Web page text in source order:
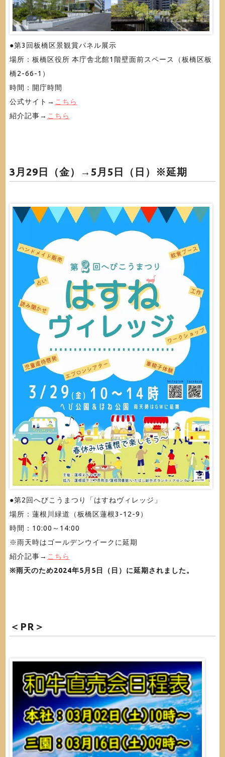
●第3回板橋区景観賞パネル展示
場所：板橋区役所 本庁舎北館1階壁面前スペース（板橋区板
橋2-66-1）
時間：開庁時間
公式サイト→ こちら
紹介記事→ こちら
3月29日（金）→5月5日（日）※延期
●第2回へびこうまつり「はすねヴィレッジ」
場所：蓮根川緑道（板橋区蓮根3-12-9）
時間：10:00～14:00
※雨天時はゴールデンウイークに延期
紹介記事→ こちら
※雨天のため2024年5月5日（日）に延期されました。
＜PR＞